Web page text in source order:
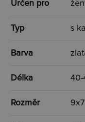
Určen pro
Typ s
Barva
Délka 40-
Rozměr